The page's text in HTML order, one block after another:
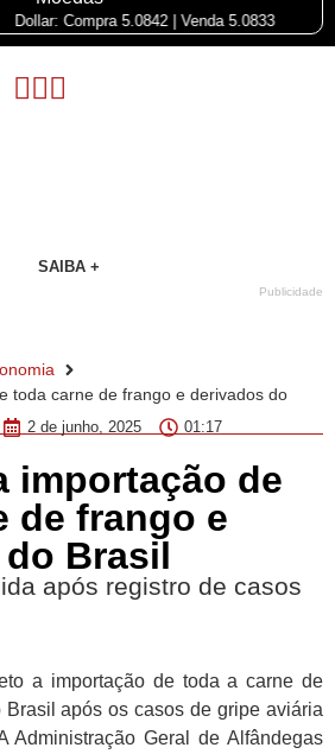
Dollar: Compra 5.0842 | Venda 5.0833
SAIBA +
Publicidade
toda carne de frango e derivados do
2 de junho, 2025
01:17
importação de
de frango e
Brasil
após registro de casos
a importação de toda a carne de
após os casos de gripe aviária
Administração Geral de Alfândegas